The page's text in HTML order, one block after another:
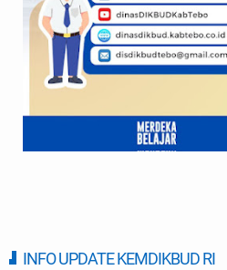
INFO UPDATE KEMDIKBUD RI